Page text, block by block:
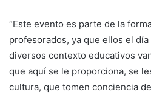
“Este evento es parte de la
profesorados, ya que ellos el día
diversos contexto educativos
que aquí se le proporciona, se
cultura, que tomen conciencia